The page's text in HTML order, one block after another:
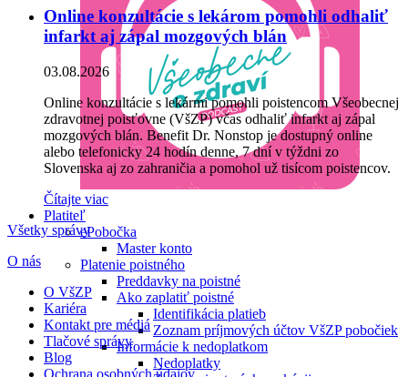
Platiteľ
ePobočka
Master konto
Platenie poistného
Preddavky na poistné
Ako zaplatiť poistné
Identifikácia platieb
Zoznam príjmových účtov VšZP pobočiek
Informácie k nedoplatkom
Nedoplatky
Online konzultácie s lekárom pomohli odhaliť
infarkt aj zápal mozgových blán
03.08.2026
Online konzultácie s lekármi pomohli poistencom Všeobecnej
zdravotnej poisťovne (VšZP) včas odhaliť infarkt aj zápal
mozgových blán. Benefit Dr. Nonstop je dostupný online
alebo telefonicky 24 hodín denne, 7 dní v týždni zo
Slovenska aj zo zahraničia a pomohol už tisícom poistencov.
Čítajte viac
Všetky správy
O nás
O VšZP
Kariéra
Kontakt pre médiá
Tlačové správy
Blog
Ochrana osobných údajov